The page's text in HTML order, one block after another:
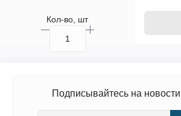
Кол-во, шт
Подписывайтесь на